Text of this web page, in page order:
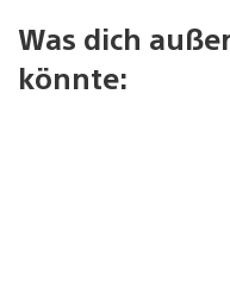
Was dich
könnte: